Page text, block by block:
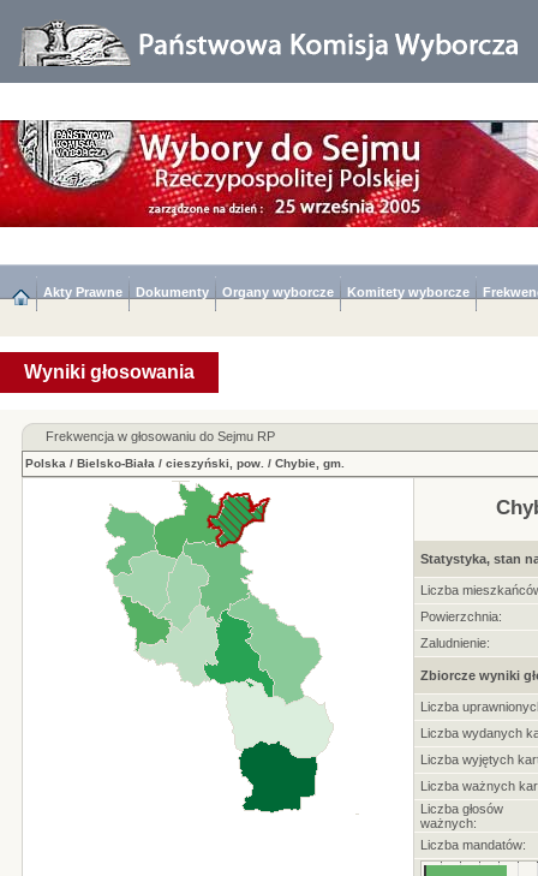
Akty Prawne Dokumenty Organy wyborcze Komitety wyborcze
Wyniki głosowania
Frekwencja w głosowaniu do Sejmu RP
Polska / Bielsko-Biała / cieszyński, pow. / Chybie, gm.
Statystyka, stan
Liczba
Powierzchnia:
Zaludnienie:
Zbiorcze wyniki
Liczba
Liczba wydanych
Liczba wyjętych
Liczba ważnych
Liczba głosów
ważnych:
Liczba mandatów: